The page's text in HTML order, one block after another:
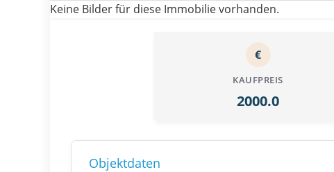
Keine Bilder für diese Immobilie vorhanden.
€
KAUFPREIS
2000.0
Objektdaten